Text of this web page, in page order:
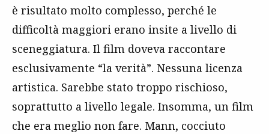
è risultato molto complesso, perché le
difficoltà maggiori erano insite a livello di
sceneggiatura. Il film doveva raccontare
esclusivamente “la verità”. Nessuna licenza
artistica. Sarebbe stato troppo rischioso,
soprattutto a livello legale. Insomma, un film
che era meglio non fare. Mann, cocciuto